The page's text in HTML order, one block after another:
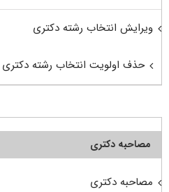
ویرایش انتخاب رشته دکتری
حذف اولویت انتخاب رشته دکتری
مصاحبه دکتری
مصاحبه دکتری